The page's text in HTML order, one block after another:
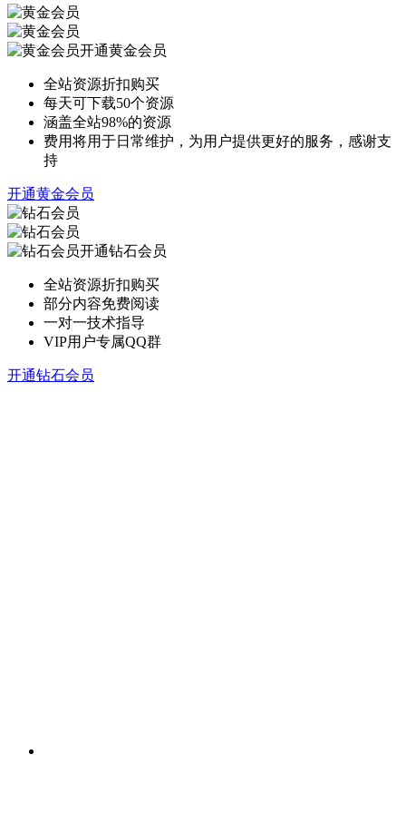
开通黄金会员
全站资源折扣购买
每天可下载50个资源
涵盖全站98%的资源
费用将用于日常维护，为用户提供更好的服务，感谢支
持
开通黄金会员
开通钻石会员
全站资源折扣购买
部分内容免费阅读
一对一技术指导
VIP用户专属QQ群
开通钻石会员